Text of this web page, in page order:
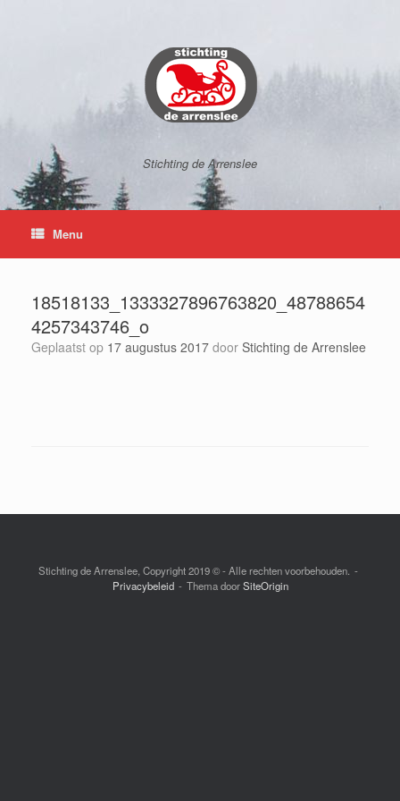
Stichting de Arrenslee
Menu
18518133_1333327896763820_48788654
4257343746_o
Geplaatst op 17 augustus 2017 door Stichting de Arrenslee
Stichting de Arrenslee, Copyright 2019 © - Alle rechten voorbehouden.
Privacybeleid
Thema doorSiteOrigin